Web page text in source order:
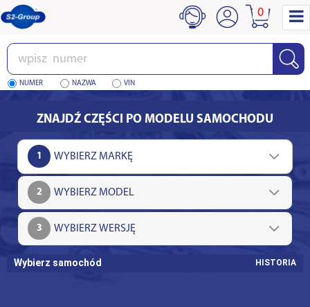
Wpisz
numer
NUMER NAZWA VIN
0
ZNAJDŹ CZĘŚCI PO MODELU SAMOCHODU
1
2
3
Wybierz samochód HISTORIA